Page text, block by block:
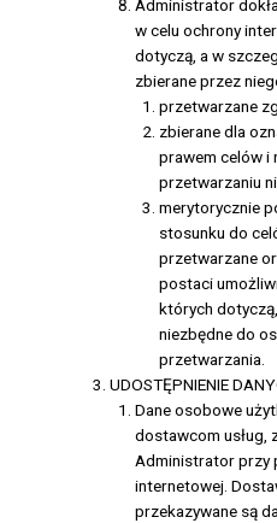
Administrator
w celu ochrony
dotyczą, a w
zbierane przez
przetwarzane
zbierane dla
prawem celów i
przetwarzaniu
merytorycznie
stosunku do
przetwarzane
postaci
których
niezbędne do
przetwarzania.
UDOSTĘPNIENIE
Dane osobowe
dostawcom usług,
Administrator przy
internetowej.
przekazywane są